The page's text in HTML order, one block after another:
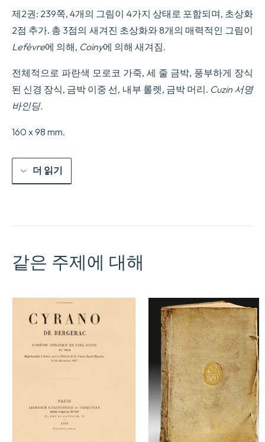
인
쇄
되
지
은
후
속
편
추
신
판.
수
제2권: 239쪽, 4개의 그림이 4가지 상태로 포함되며, 초상화
2점 추가. 총 3점의 새겨진 초상화와 8개의 매력적인 그림이
Lefèvre에 의해, Coiny에 의해 새겨짐.
전체적으로 파란색 모로코 가죽, 세 줄 금박, 풍부하게 장식
된 신경 장식, 금박 이중 선, 내부 롤렛, 금박 머리. Cuzin 서명
바인딩.
160 x 98 mm.
더 읽기
같은 주제에 대해